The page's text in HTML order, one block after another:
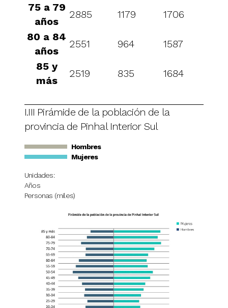
75 a 79
años
2885 1179
1706
80 a 84
años
2551 964
1587
85 y
más
2519 835 1684
I.III Pirámide de la población de la
provincia de Pinhal Interior Sul
Hombres
Mujeres
Unidades:
Años
Personas (miles)